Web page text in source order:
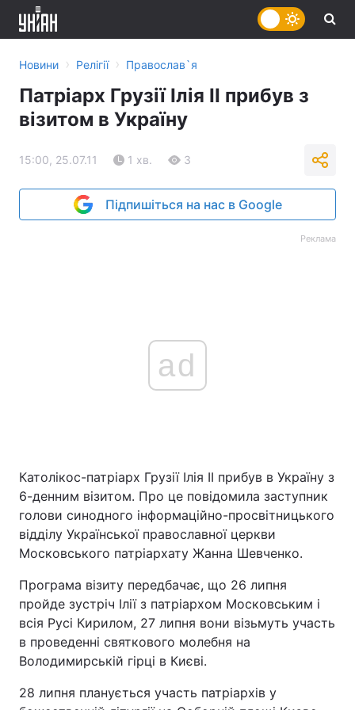
Новини › Релігії › Православ`я
Патріарх Грузії Ілія II прибув з
візитом в Україну
15:00, 25.07.11 1 хв. 3
Підпишіться на нас в Google
Реклама
ad
Католікос-патріарх Грузії Ілія II прибув в Україну з
6-денним візитом. Про це повідомила заступник
голови синодного інформаційно-просвітницького
відділу Української православної церкви
Московського патріархату Жанна Шевченко.
Програма візиту передбачає, що 26 липня
пройде зустріч Ілії з патріархом Московським і
всія Русі Кирилом, 27 липня вони візьмуть участь
в проведенні святкового молебня на
Володимирській гірці в Києві.
28 липня планується участь патріархів у